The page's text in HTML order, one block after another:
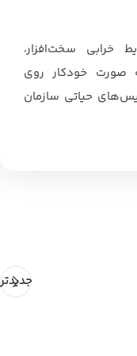
خرابی سخت‌افزار،
صورت خودکار روی
حیاتی سازمان
جدیدتر